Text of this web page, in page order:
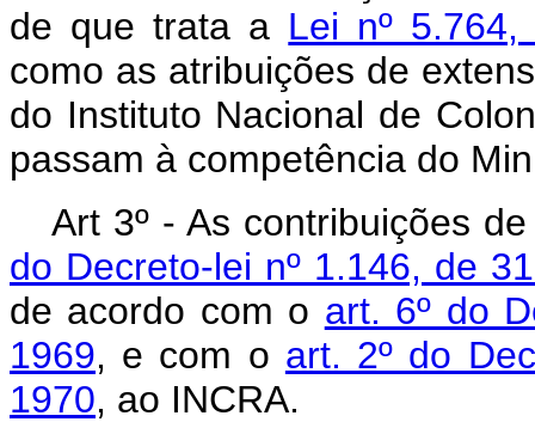
de que trata a Lei nº
como as atribuições de
do Instituto Nacional de
passam à competência do
Art 3º - As contribuições
do Decreto-lei nº 1.146, de
de acordo com o art. 6º do
1969, e com o art. 2º do
1970, ao INCRA.